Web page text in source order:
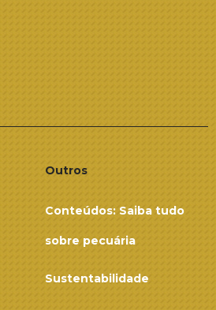
Outros
Conteúdos: Saiba tudo
sobre pecuária
Sustentabilidade